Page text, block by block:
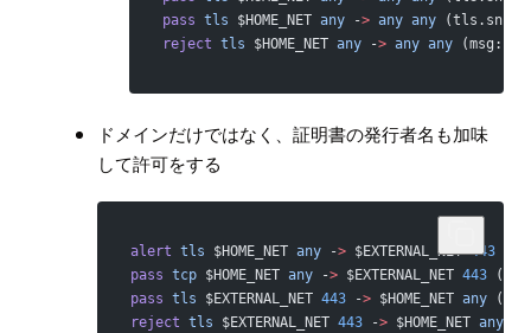
pass tls $HOME_NET any -> any any (tls.sni;
reject tls $HOME_NET any -> any any (msg:
ドメインだけではなく、証明書の発行者名も加味
して許可をする
alert tls $HOME_NET any -> $EXTERNAL_NET 443
pass tcp $HOME_NET any -> $EXTERNAL_NET 443
pass tls $EXTERNAL_NET 443 -> $HOME_NET any
reject tls $EXTERNAL_NET 443 -> $HOME_NET any